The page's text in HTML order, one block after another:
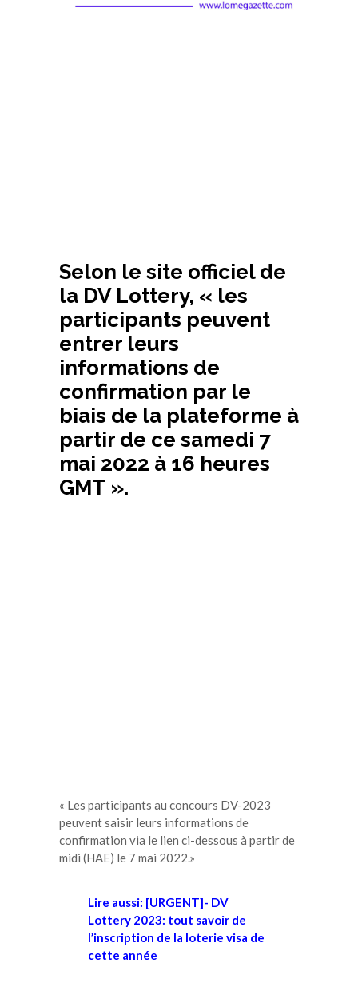
Selon le site officiel de
la DV Lottery, « les
participants peuvent
entrer leurs
informations de
confirmation par le
biais de la plateforme à
partir de ce samedi 7
mai 2022 à 16 heures
GMT ».
« Les participants au concours DV-2023
peuvent saisir leurs informations de
confirmation via le lien ci-dessous à partir de
midi (HAE) le 7 mai 2022.»
Lire aussi: [URGENT]- DV
Lottery 2023: tout savoir de
l’inscription de la loterie visa de
cette année